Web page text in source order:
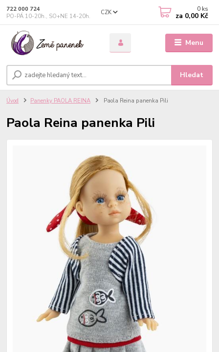
Menu
CZK
Hledat
722 000 724
PO-PÁ 10-20h., SO+NE 14-20h.
0 ks
za 0,00 Kč
Úvod Panenky PAOLA REINA Paola Reina panenka Pili
Paola Reina panenka Pili